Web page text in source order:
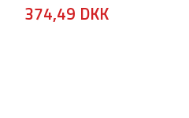
374,49 DKK